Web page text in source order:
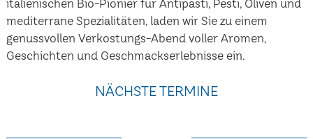
italienischen Bio-Pionier für Antipasti, Pesti, Oliven und
mediterrane Spezialitäten, laden wir Sie zu einem
genussvollen Verkostungs-Abend voller Aromen,
Geschichten und Geschmackserlebnisse ein.
NÄCHSTE TERMINE